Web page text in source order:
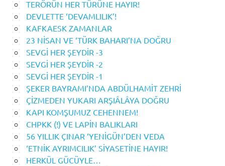
TERÖRÜN HER TÜRÜNE HAYIR!
DEVLETTE ‘DEVAMLILIK’!
KAFKAESK ZAMANLAR
23 NİSAN VE ‘TÜRK BAHARI’NA DOĞRU
SEVGİ HER ŞEYDİR -3
SEVGİ HER ŞEYDİR -2
SEVGİ HER ŞEYDİR -1
ŞEKER BAYRAMI’NDA ABDÜLHAMİT ZEHRİ
ÇİZMEDEN YUKARI ARŞIÂLÂYA DOĞRU
KAPI KOMŞUMUZ CEHENNEM!
CHPKK (!) VE LAPİN BALIKLARI
56 YILLIK ÇINAR ‘YENİGÜN’DEN VEDA
‘ETNİK AYRIMCILIK’ SİYASETİNE HAYIR!
HERKÜL GÜCÜYLE…